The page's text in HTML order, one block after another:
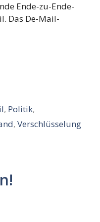
Ende-zu-Ende-
Das De-Mail-
, Politik,
, Verschlüsselung